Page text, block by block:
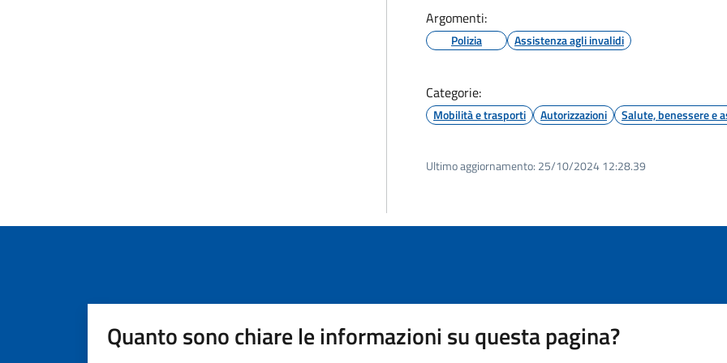
Argomenti:
Polizia Assistenza agli invalidi
Categorie:
Mobilità e trasporti Autorizzazioni Salute, benessere e
Ultimo aggiornamento: 25/10/2024 12:28.39
Quanto sono chiare le informazioni su questa pagina?